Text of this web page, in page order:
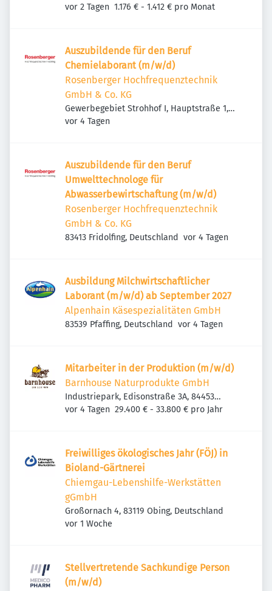
an der Alz, Deutschland
Veröffentlicht:
vor 2 Tagen 1.176 € - 1.412 € pro Monat
Auszubildende für den Beruf
Chemielaborant (m/w/d)
Rosenberger Hochfrequenztechnik
GmbH & Co. KG
Gewerbegebiet Strohhof I, Hauptstraße 1,
83413 Fridolfing, Deutschland
Veröffentlicht
vor 4 Tagen
Auszubildende für den Beruf
Umwelttechnologe für
Abwasserbewirtschaftung (m/w/d)
Rosenberger Hochfrequenztechnik
GmbH & Co. KG
83413 Fridolfing, Deutschland Veröffentlicht
vor 4 Tagen
Ausbildung Milchwirtschaftlicher
Laborant (m/w/d) ab September 2027
Alpenhain Käsespezialitäten GmbH
83539 Pfaffing, Deutschland Veröffentlicht
vor 4 Tagen
Mitarbeiter in der Produktion (m/w/d)
Barnhouse Naturprodukte GmbH
Industriepark, Edisonstraße 3A, 84453
Mühldorf am Inn, Deutschland
Veröffentlicht:
vor 4 Tagen 29.400 € - 33.800 € pro Jahr
Freiwilliges ökologisches Jahr (FÖJ) in
Bioland-Gärtnerei
Chiemgau-Lebenshilfe-Werkstätten
gGmbH
Großornach 4, 83119 Obing, Deutschland
Veröffentlicht
vor 1 Woche
Stellvertretende Sachkundige Person
(m/w/d)